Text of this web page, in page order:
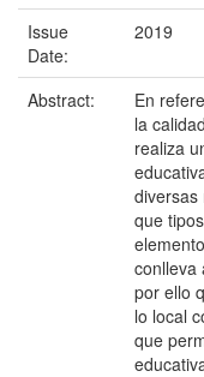
Issue
Date:
2019
Abstract:
En
la
realiza
diversas
que
conlleva
por ello
lo local
que